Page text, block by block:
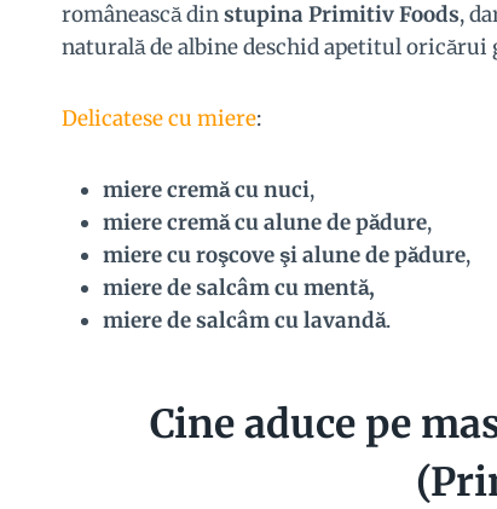
românească dinstupina Primitiv Foods,
naturală de albine deschid apetitul oricărui
Delicatese cu miere:
miere cremă cu nuci,
miere cremă cu alune de pădure,
miere cu roşcove şi alune de pădure,
miere de salcâm cu mentă,
miere de salcâm cu lavandă.
Cine aduce pe